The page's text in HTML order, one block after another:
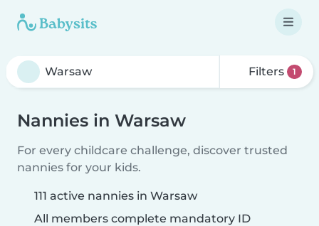
Filters 1
Nannies in Warsaw
For every childcare challenge, discover trusted
nannies for your kids.
111 active nannies in Warsaw
All members complete mandatory ID